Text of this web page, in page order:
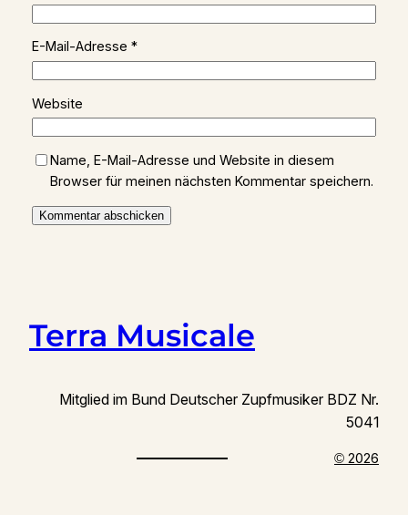
E-Mail-Adresse *
Website
Name, E-Mail-Adresse und Website in diesem
Browser für meinen nächsten Kommentar speichern.
Terra Musicale
Mitglied im Bund Deutscher Zupfmusiker BDZ Nr.
5041
© 2026